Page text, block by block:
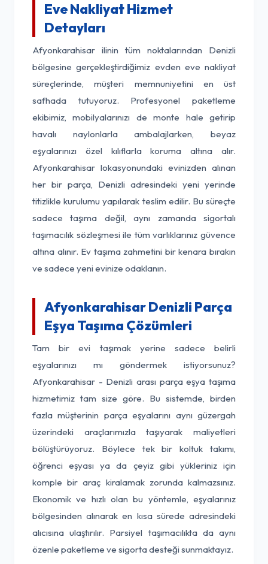
Eve Nakliyat Hizmet
Detayları
Afyonkarahisar ilinin tüm noktalarından Denizli
bölgesine gerçekleştirdiğimiz evden eve nakliyat
süreçlerinde, müşteri memnuniyetini en üst
safhada tutuyoruz. Profesyonel paketleme
ekibimiz, mobilyalarınızı de monte hale getirip
havalı naylonlarla ambalajlarken, beyaz
eşyalarınızı özel kılıflarla koruma altına alır.
Afyonkarahisar lokasyonundaki evinizden alınan
her bir parça, Denizli adresindeki yeni yerinde
titizlikle kurulumu yapılarak teslim edilir. Bu süreçte
sadece taşıma değil, aynı zamanda sigortalı
taşımacılık sözleşmesi ile tüm varlıklarınız güvence
altına alınır. Ev taşıma zahmetini bir kenara bırakın
ve sadece yeni evinize odaklanın.
Afyonkarahisar Denizli Parça
Eşya Taşıma Çözümleri
Tam bir evi taşımak yerine sadece belirli
eşyalarınızı mı göndermek istiyorsunuz?
Afyonkarahisar - Denizli arası parça eşya taşıma
hizmetimiz tam size göre. Bu sistemde, birden
fazla müşterinin parça eşyalarını aynı güzergah
üzerindeki araçlarımızla taşıyarak maliyetleri
bölüştürüyoruz. Böylece tek bir koltuk takımı,
öğrenci eşyası ya da çeyiz gibi yükleriniz için
komple bir araç kiralamak zorunda kalmazsınız.
Ekonomik ve hızlı olan bu yöntemle, eşyalarınız
bölgesinden alınarak en kısa sürede adresindeki
alıcısına ulaştırılır. Parsiyel taşımacılıkta da aynı
özenle paketleme ve sigorta desteği sunmaktayız.